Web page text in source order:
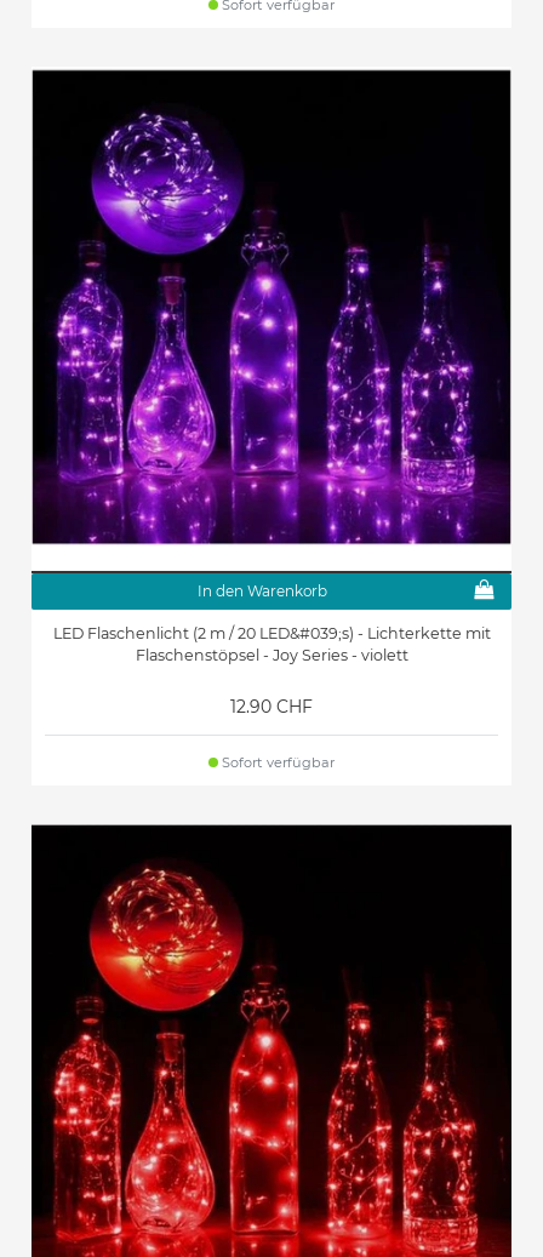
Sofort verfügbar
In den Warenkorb
LED Flaschenlicht (2 m / 20 LED&#039;s) - Lichterkette mit
Flaschenstöpsel - Joy Series - violett
12.90 CHF
Sofort verfügbar